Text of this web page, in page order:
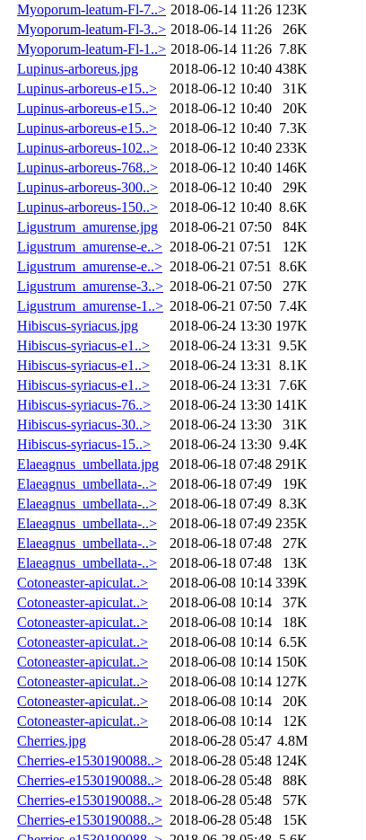
Myoporum-leatum-Fl-7..> 2018-06-14 11:26 123K
Myoporum-leatum-Fl-3..> 2018-06-14 11:26
26K
Myoporum-leatum-Fl-1..> 2018-06-14 11:26 7.8K
Lupinus-arboreus.jpg
2018-06-12 10:40 438K
Lupinus-arboreus-e15..>
2018-06-12 10:40
31K
Lupinus-arboreus-e15..>
2018-06-12 10:40
20K
Lupinus-arboreus-e15..>
2018-06-12 10:40 7.3K
Lupinus-arboreus-102..>
2018-06-12 10:40 233K
Lupinus-arboreus-768..>
2018-06-12 10:40 146K
Lupinus-arboreus-300..>
2018-06-12 10:40
29K
Lupinus-arboreus-150..>
2018-06-12 10:40 8.6K
Ligustrum_amurense.jpg
2018-06-21 07:50
84K
Ligustrum_amurense-e..> 2018-06-21 07:51
12K
Ligustrum_amurense-e..> 2018-06-21 07:51
8.6K
Ligustrum_amurense-3..> 2018-06-21 07:50
27K
Ligustrum_amurense-1..> 2018-06-21 07:50 7.4K
Hibiscus-syriacus.jpg
2018-06-24 13:30 197K
Hibiscus-syriacus-e1..>
2018-06-24 13:31
9.5K
Hibiscus-syriacus-e1..>
2018-06-24 13:31
8.1K
Hibiscus-syriacus-e1..>
2018-06-24 13:31
7.6K
Hibiscus-syriacus-76..>
2018-06-24 13:30 141K
Hibiscus-syriacus-30..>
2018-06-24 13:30
31K
Hibiscus-syriacus-15..>
2018-06-24 13:30 9.4K
Elaeagnus_umbellata.jpg
2018-06-18 07:48 291K
Elaeagnus_umbellata-..>
2018-06-18 07:49
19K
Elaeagnus_umbellata-..>
2018-06-18 07:49 8.3K
Elaeagnus_umbellata-..>
2018-06-18 07:49 235K
Elaeagnus_umbellata-..>
2018-06-18 07:48
27K
Elaeagnus_umbellata-..>
2018-06-18 07:48
13K
Cotoneaster-apiculat..>
2018-06-08 10:14 339K
Cotoneaster-apiculat..>
2018-06-08 10:14
37K
Cotoneaster-apiculat..>
2018-06-08 10:14
18K
Cotoneaster-apiculat..>
2018-06-08 10:14 6.5K
Cotoneaster-apiculat..>
2018-06-08 10:14 150K
Cotoneaster-apiculat..>
2018-06-08 10:14 127K
Cotoneaster-apiculat..>
2018-06-08 10:14
20K
Cotoneaster-apiculat..>
2018-06-08 10:14
12K
Cherries.jpg
2018-06-28 05:47 4.8M
Cherries-e1530190088..> 2018-06-28 05:48 124K
Cherries-e1530190088..> 2018-06-28 05:48
88K
Cherries-e1530190088..> 2018-06-28 05:48
57K
Cherries-e1530190088..> 2018-06-28 05:48
15K